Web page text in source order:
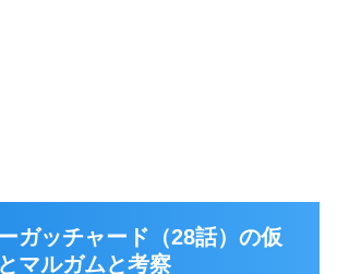
ガッチャード（28話）の仮
マルガムと考察